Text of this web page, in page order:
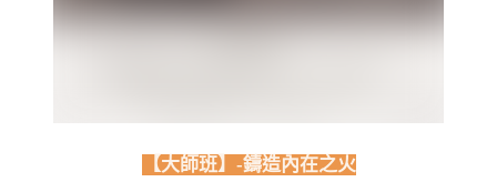
【大師班】-鑄造內在之火